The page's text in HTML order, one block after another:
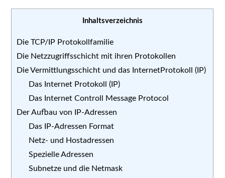
Inhaltsverzeichnis
Die TCP/IP Protokollfamilie
Die Netzzugriffsschicht mit ihren Protokollen
Die Vermittlungsschicht und das InternetProtokoll (IP)
Das Internet Protokoll (IP)
Das Internet Controll Message Protocol
Der Aufbau von IP-Adressen
Das IP-Adressen Format
Netz- und Hostadressen
Spezielle Adressen
Subnetze und die Netmask